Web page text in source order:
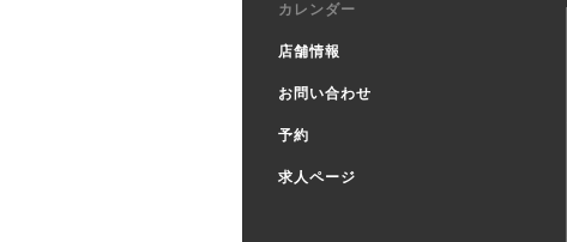
カレンダー
店舗情報
お問い合わせ
予約
求人ページ